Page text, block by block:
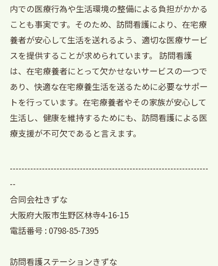
内での医療行為や生活環境の整備による負担がかかる
ことも事実です。そのため、訪問看護により、在宅療
養者が安心して生活を送れるよう、適切な医療サービ
スを提供することが求められています。 訪問看護
は、在宅療養者にとって欠かせないサービスの一つで
あり、快適な在宅療養生活を送るために必要なサポー
トを行っています。在宅療養者やその家族が安心して
生活し、健康を維持するためにも、訪問看護による医
療支援が不可欠であると言えます。
--------------------------------------------------------------------
--
合同会社きずな
大阪府大阪市生野区林寺4-16-15
電話番号 : 0798-85-7395
訪問看護ステーションきずな